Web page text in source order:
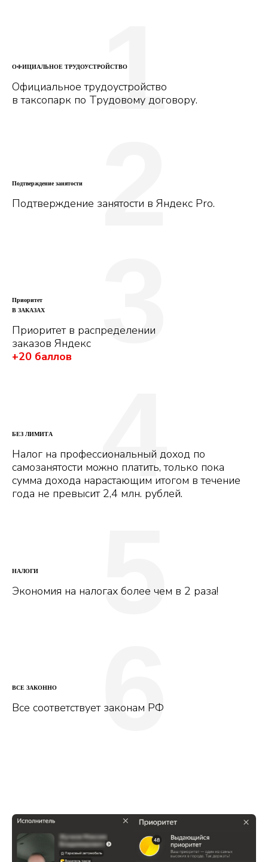
ОФИЦИАЛЬНОЕ ТРУДОУСТРОЙСТВО
Официальное трудоустройство
в таксопарк по Трудовому договору.
1
Подтверждение занятости
Подтверждение занятости в Яндекс Pro.
2
Приоритет
В ЗАКАЗАХ
Приоритет в распределении
заказов Яндекс
+20 баллов
3
БЕЗ ЛИМИТА
Налог на профессиональный доход по
самозанятости можно платить, только пока
сумма дохода нарастающим итогом в течение
года не превысит 2,4 млн. рублей.
4
НАЛОГИ
Экономия на налогах более чем в 2 раза!
5
ВСЕ ЗАКОННО
Все соответствует законам РФ
6